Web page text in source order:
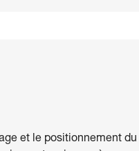
et le positionnement